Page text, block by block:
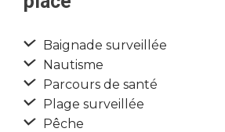
Baignade surveillée
Nautisme
Parcours de santé
Plage surveillée
Pêche